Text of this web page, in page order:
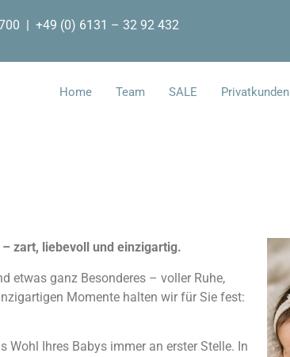
| +49 (0) 6131 – 32 92 432
Home Team SALE Privatkunden
zart, liebevoll und einzigartig.
etwas ganz Besonderes – voller Ruhe,
Momente halten wir für Sie fest:
Wohl Ihres Babys immer an erster Stelle. In